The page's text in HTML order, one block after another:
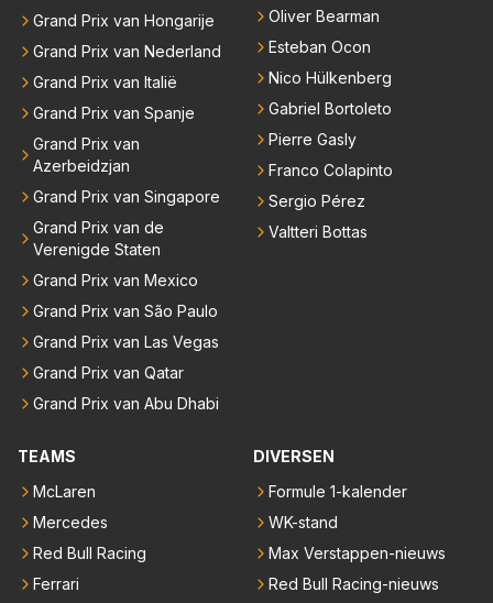
Grand Prix van Hongarije
Grand Prix van Nederland
Grand Prix van Italië
Grand Prix van Spanje
Grand Prix van
Azerbeidzjan
Grand Prix van Singapore
Grand Prix van de
Verenigde Staten
Grand Prix van Mexico
Grand Prix van São Paulo
Grand Prix van Las Vegas
Grand Prix van Qatar
Grand Prix van Abu Dhabi
Oliver Bearman
Esteban Ocon
Nico Hülkenberg
Gabriel Bortoleto
Pierre Gasly
Franco Colapinto
Sergio Pérez
Valtteri Bottas
TEAMS
McLaren
Mercedes
Red Bull Racing
Ferrari
DIVERSEN
Formule 1-kalender
WK-stand
Max Verstappen-nieuws
Red Bull Racing-nieuws